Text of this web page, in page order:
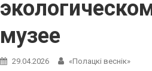
музее
29.04.2026
«Полацкі веснік»